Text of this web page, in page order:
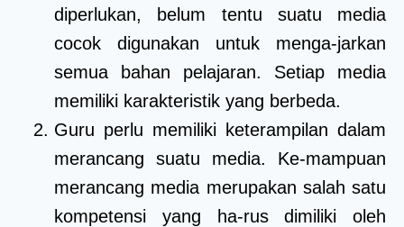
diperlukan, belum tentu suatu media
cocok digunakan untuk menga-jarkan
semua bahan pelajaran. Setiap media
memiliki karakteristik yang berbeda.
Guru perlu memiliki keterampilan dalam
merancang suatu media. Ke-mampuan
merancang media merupakan salah satu
kompetensi yang ha-rus dimiliki oleh